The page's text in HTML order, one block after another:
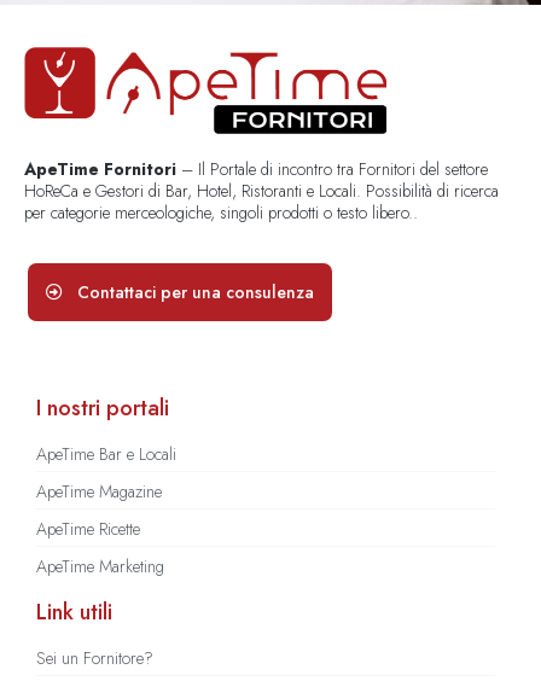
ApeTime Fornitori – Il Portale di incontro tra Fornitori del settore
HoReCa e Gestori di Bar, Hotel, Ristoranti e Locali. Possibilità di ricerca
per categorie merceologiche, singoli prodotti o testo libero..
Contattaci per una consulenza
I nostri portali
ApeTime Bar e Locali
ApeTime Magazine
ApeTime Ricette
ApeTime Marketing
Link utili
Sei un Fornitore?